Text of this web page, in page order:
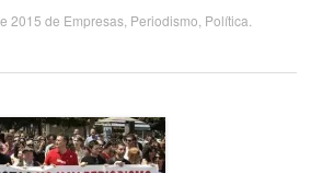
2015 de Empresas, Periodismo Política